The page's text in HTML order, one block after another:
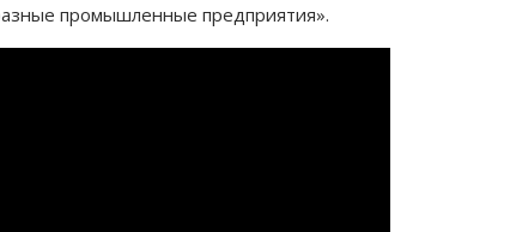
промышленные предприятия».